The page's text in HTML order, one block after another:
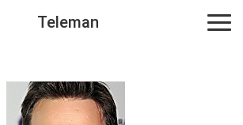
Teleman